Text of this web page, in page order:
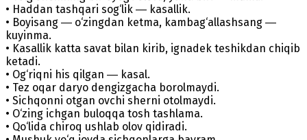
• Haddan tashqari sog‘lik ― kasallik.
• Boyisang ― o‘zingdan ketma, kambag‘allashsang ―
kuyinma.
• Kasallik katta savat bilan kirib, ignadek teshikdan chiqib
ketadi.
• Og‘riqni his qilgan ― kasal.
• Tez oqar daryo dengizgacha borolmaydi.
• Sichqonni otgan ovchi sherni otolmaydi.
• O‘zing ichgan buloqqa tosh tashlama.
• Qo‘lida chiroq ushlab olov qidiradi.